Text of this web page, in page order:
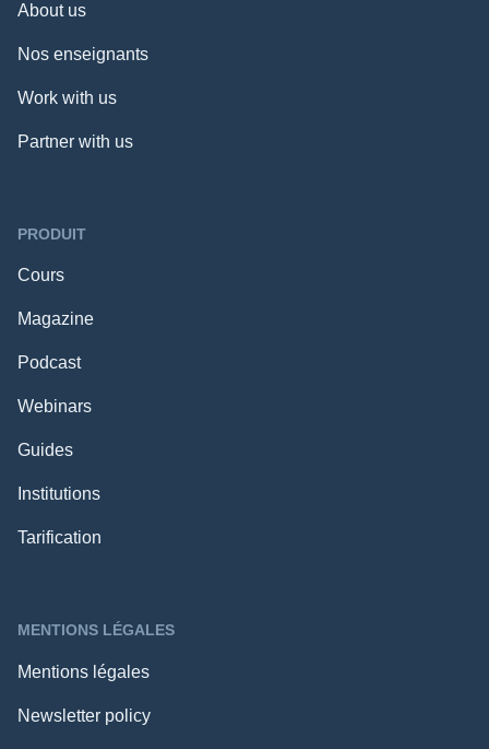
About us
Nos enseignants
Work with us
Partner with us
PRODUIT
Cours
Magazine
Podcast
Webinars
Guides
Institutions
Tarification
MENTIONS LÉGALES
Mentions légales
Newsletter policy